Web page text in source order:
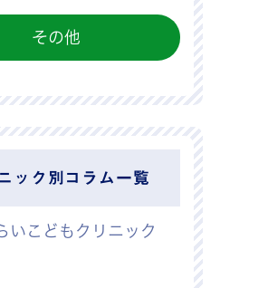
その他
ック別コラム一覧
いこどもクリニック